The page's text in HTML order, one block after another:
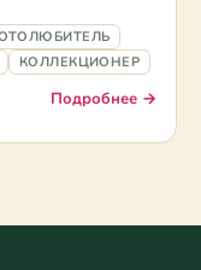
КОЛЛЕКЦИОНЕР
Подробнее →